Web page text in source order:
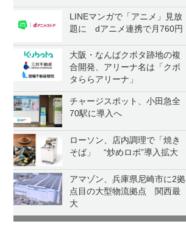
LINEマンガで「アニメ」見放
題に dアニメ連携で月760円
大阪・なんばクボタ跡地の複
合開発、アリーナ名は「クボ
タららアリーナ」
チャージスポット、小田急全
70駅に導入へ
ローソン、店内調理で「焼き
そば」 “炒めロボ”導入拡大
アマゾン、兵庫県尼崎市に2拠
点目の大型物流拠点 関西最
大